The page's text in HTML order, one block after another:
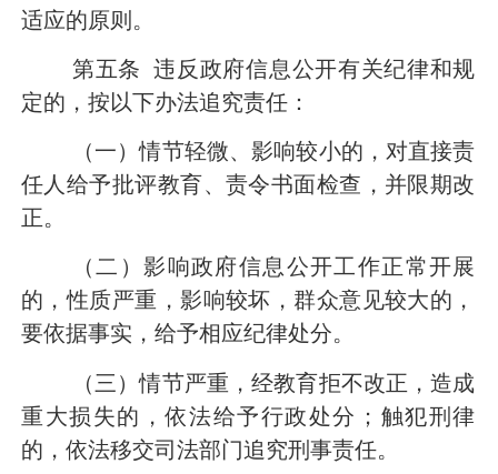
适应的原则。
第五条
违反政府信息公开有关纪律和规
定的，按以下办法追究责任：
（一）情节轻微、影响较小的，对直接责
任人给予批评教育、责令书面检查，并限期改
正。
（二）影响政府信息公开工作正常开展
的，性质严重，影响较坏，群众意见较大的，
要依据事实，给予相应纪律处分。
（三）情节严重，经教育拒不改正，造成
重大损失的，依法给予行政处分；触犯刑律
的，依法移交司法部门追究刑事责任。